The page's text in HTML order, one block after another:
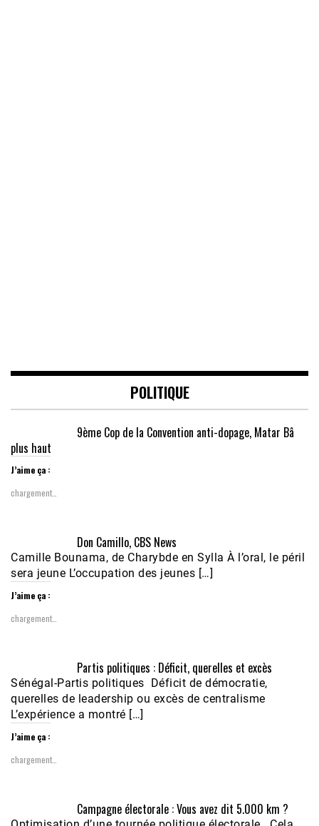
POLITIQUE
9ème Cop de la Convention anti-dopage, Matar Bâ
plus haut
J’aime ça :
chargement…
Don Camillo, CBS News
Camille Bounama, de Charybde en Sylla À l’oral, le péril
sera jeune L’occupation des jeunes […]
J’aime ça :
chargement…
Partis politiques : Déficit, querelles et excès
Sénégal-Partis politiques Déficit de démocratie,
querelles de leadership ou excès de centralisme
L’expérience a montré […]
J’aime ça :
chargement…
Campagne électorale : Vous avez dit 5.000 km ?